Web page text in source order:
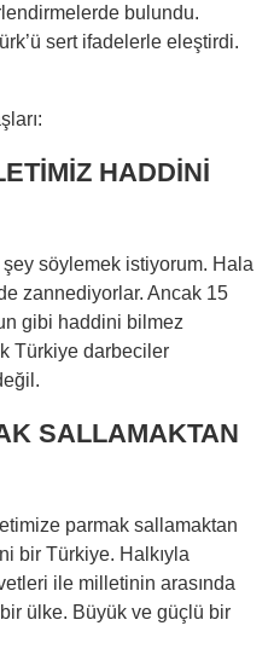
bulundu.
sert ifadelerle eleştirdi.
HADDİNİ
söylemek istiyorum. Hala
zannediyorlar. Ancak 15
gibi haddini bilmez
Türkiye darbeciler
SALLAMAKTAN
parmak sallamaktan
bir Türkiye. Halkıyla
ile milletinin arasında
ülke. Büyük ve güçlü bir